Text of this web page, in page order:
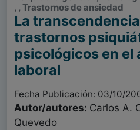
, , Trastornos de ansiedad
La
trastornos
psicológicos en el
laboral
Fecha Publicación: 03/10/
Autor/autores: Carlos A.
Quevedo